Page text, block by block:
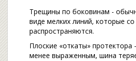
Трещины по боковинам -
виде мелких линий, которые
распространяются.
Плоские «откаты» протектора
менее выраженным, шина